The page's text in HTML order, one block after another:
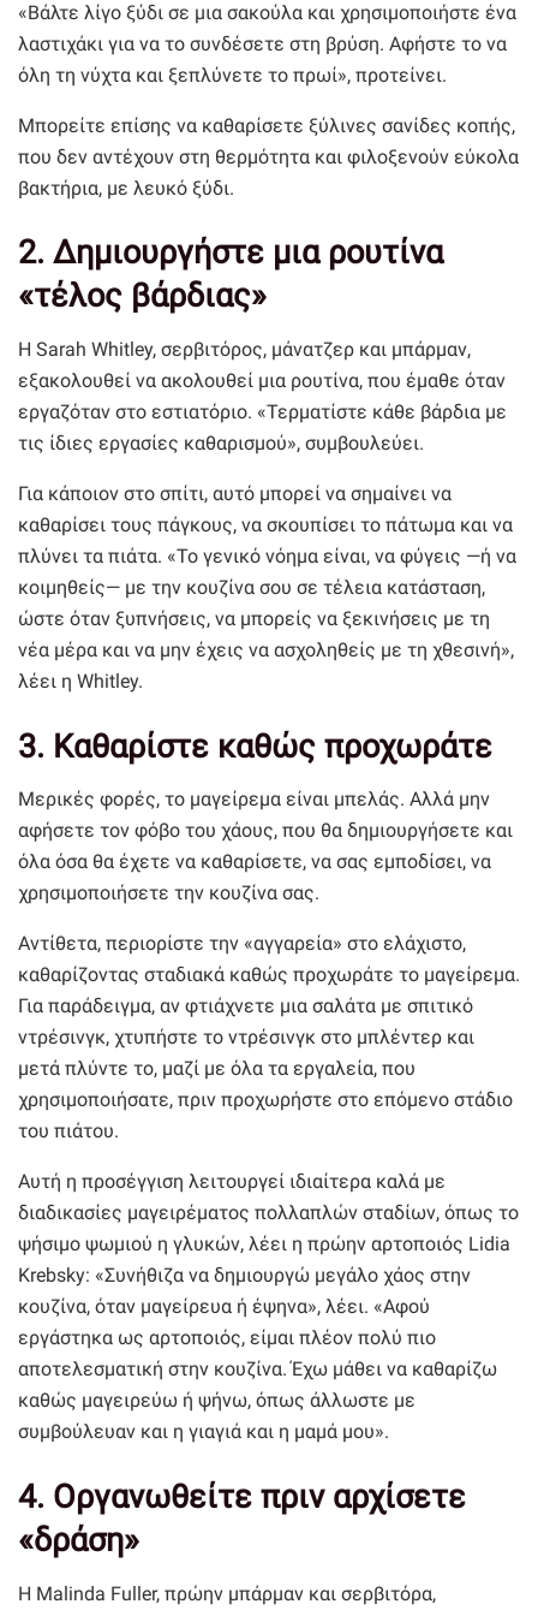
«Βάλτε λίγο ξύδι σε μια σακούλα και χρησιμοποιήστε ένα
λαστιχάκι για να το συνδέσετε στη βρύση. Αφήστε το να
όλη τη νύχτα και ξεπλύνετε το πρωί», προτείνει.
Μπορείτε επίσης να καθαρίσετε ξύλινες σανίδες κοπής,
που δεν αντέχουν στη θερμότητα και φιλοξενούν εύκολα
βακτήρια, με λευκό ξύδι.
2. Δημιουργήστε μια ρουτίνα
«τέλος βάρδιας»
Η Sarah Whitley, σερβιτόρος, μάνατζερ και μπάρμαν,
εξακολουθεί να ακολουθεί μια ρουτίνα, που έμαθε όταν
εργαζόταν στο εστιατόριο. «Τερματίστε κάθε βάρδια με
τις ίδιες εργασίες καθαρισμού», συμβουλεύει.
Για κάποιον στο σπίτι, αυτό μπορεί να σημαίνει να
καθαρίσει τους πάγκους, να σκουπίσει το πάτωμα και να
πλύνει τα πιάτα. «Το γενικό νόημα είναι, να φύγεις —ή να
κοιμηθείς— με την κουζίνα σου σε τέλεια κατάσταση,
ώστε όταν ξυπνήσεις, να μπορείς να ξεκινήσεις με τη
νέα μέρα και να μην έχεις να ασχοληθείς με τη χθεσινή»,
λέει η Whitley.
3. Καθαρίστε καθώς προχωράτε
Μερικές φορές, το μαγείρεμα είναι μπελάς. Αλλά μην
αφήσετε τον φόβο του χάους, που θα δημιουργήσετε και
όλα όσα θα έχετε να καθαρίσετε, να σας εμποδίσει, να
χρησιμοποιήσετε την κουζίνα σας.
Αντίθετα, περιορίστε την «αγγαρεία» στο ελάχιστο,
καθαρίζοντας σταδιακά καθώς προχωράτε το μαγείρεμα.
Για παράδειγμα, αν φτιάχνετε μια σαλάτα με σπιτικό
ντρέσινγκ, χτυπήστε το ντρέσινγκ στο μπλέντερ και
μετά πλύντε το, μαζί με όλα τα εργαλεία, που
χρησιμοποιήσατε, πριν προχωρήστε στο επόμενο στάδιο
του πιάτου.
Αυτή η προσέγγιση λειτουργεί ιδιαίτερα καλά με
διαδικασίες μαγειρέματος πολλαπλών σταδίων, όπως το
ψήσιμο ψωμιού η γλυκών, λέει η πρώην αρτοποιός Lidia
Krebsky: «Συνήθιζα να δημιουργώ μεγάλο χάος στην
κουζίνα, όταν μαγείρευα ή έψηνα», λέει. «Αφού
εργάστηκα ως αρτοποιός, είμαι πλέον πολύ πιο
αποτελεσματική στην κουζίνα. Έχω μάθει να καθαρίζω
καθώς μαγειρεύω ή ψήνω, όπως άλλωστε με
συμβούλευαν και η γιαγιά και η μαμά μου».
4. Οργανωθείτε πριν αρχίσετε
«δράση»
Η Malinda Fuller, πρώην μπάρμαν και σερβιτόρα,